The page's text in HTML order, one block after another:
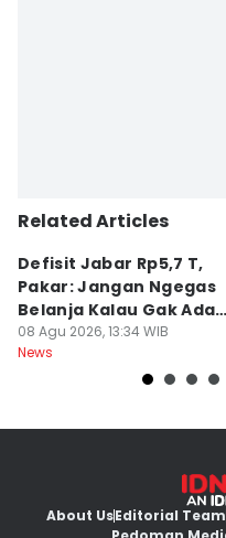
Related Articles
Defisit Jabar Rp5,7 T,
Pakar: Jangan Ngegas
Belanja Kalau Gak Ada
Duit
08 Agu 2026, 13:34 WIB
News
About UsEditorial Team